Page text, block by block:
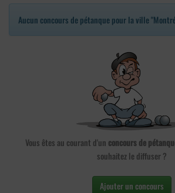
Aucun concours de pétanque pour la ville
Vous êtes au courant d'un concours de
souhaitez le diffuser ?
Ajouter un concours